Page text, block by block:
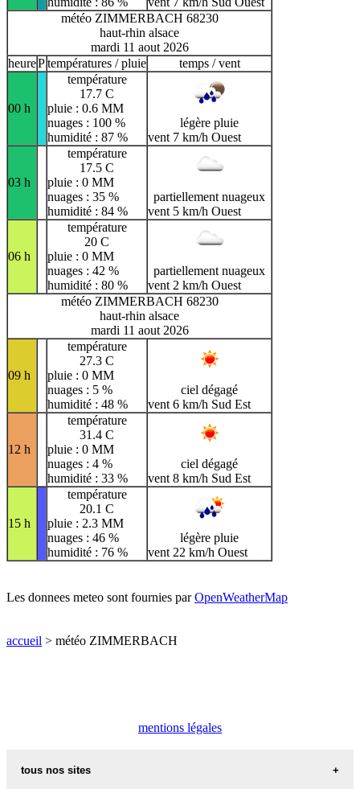
météo ZIMMERBACH 68230
haut-rhin alsace
mardi 11 aout 2026
heurePtempératures / pluie temps / vent
00 h
température
17.7 C
pluie : 0.6 MM
nuages : 100 %
humidité : 87 %
légère pluie
vent 7 km/h Ouest
03 h
température
17.5 C
pluie : 0 MM
nuages : 35 %
humidité : 84 %
partiellement nuageux
vent 5 km/h Ouest
06 h
température
20 C
pluie : 0 MM
nuages : 42 %
humidité : 80 %
partiellement nuageux
vent 2 km/h Ouest
météo ZIMMERBACH 68230
haut-rhin alsace
mardi 11 aout 2026
09 h
température
27.3 C
pluie : 0 MM
nuages : 5 %
humidité : 48 %
ciel dégagé
vent 6 km/h Sud Est
12 h
température
31.4 C
pluie : 0 MM
nuages : 4 %
humidité : 33 %
ciel dégagé
vent 8 km/h Sud Est
15 h
température
20.1 C
pluie : 2.3 MM
nuages : 46 %
humidité : 76 %
légère pluie
vent 22 km/h Ouest
Les donnees meteo sont fournies parOpenWeatherMap
accueil > météo ZIMMERBACH
mentions légales
tous nos sites